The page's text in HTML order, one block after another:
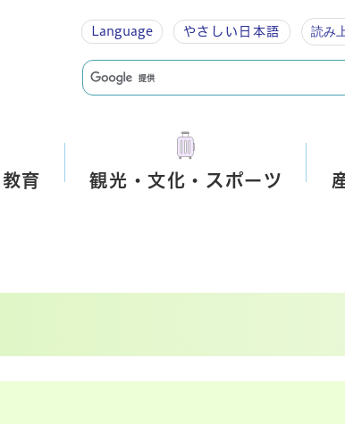
Language やさしい 日本語 読み
育 観光・文化・スポーツ